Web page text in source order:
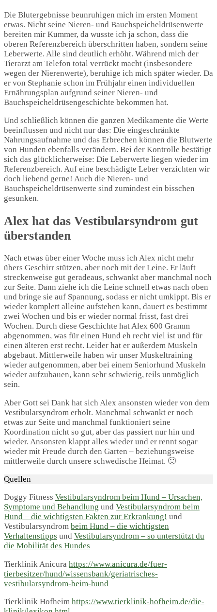
Die Blutergebnisse beunruhigen mich im ersten Moment
etwas. Nicht seine Nieren- und Bauchspeicheldrüsenwerte
bereiten mir Kummer, da wusste ich ja schon, dass die
oberen Referenzbereich überschritten haben, sondern seine
Leberwerte. Alle sind deutlich erhöht. Während mich der
Tierarzt am Telefon total verrückt macht (insbesondere
wegen der Nierenwerte), beruhige ich mich später wieder. Da
er von Stephanie schon im Frühjahr einen individuellen
Ernährungsplan aufgrund seiner Nieren- und
Bauchspeicheldrüsengeschichte bekommen hat.
Und schließlich können die ganzen Medikamente die Werte
beeinflussen und nicht nur das: Die eingeschränkte
Nahrungsaufnahme und das Erbrechen können die Blutwerte
von Hunden ebenfalls verändern. Bei der Kontrolle bestätigt
sich das glücklicherweise: Die Leberwerte liegen wieder im
Referenzbereich. Auf eine beschädigte Leber verzichten wir
doch liebend gerne! Auch die Nieren- und
Bauchspeicheldrüsenwerte sind zumindest ein bisschen
gesunken.
Alex hat das Vestibularsyndrom gut
überstanden
Nach etwas über einer Woche muss ich Alex nicht mehr
übers Geschirr stützen, aber noch mit der Leine. Er läuft
streckenweise gut geradeaus, schwankt aber manchmal noch
zur Seite. Dann ziehe ich die Leine schnell etwas nach oben
und bringe sie auf Spannung, sodass er nicht umkippt. Bis er
wieder komplett alleine aufstehen kann, dauert es bestimmt
zwei Wochen und bis er wieder normal frisst, fast drei
Wochen. Durch diese Geschichte hat Alex 600 Gramm
abgenommen, was für einen Hund eh recht viel ist und für
einen älteren erst recht. Leider hat er außerdem Muskeln
abgebaut. Mittlerweile haben wir unser Muskeltraining
wieder aufgenommen, aber bei einem Seniorhund Muskeln
wieder aufzubauen, kann sehr schwierig, teils unmöglich
sein.
Aber Gott sei Dank hat sich Alex ansonsten wieder von dem
Vestibularsyndrom erholt. Manchmal schwankt er noch
etwas zur Seite und manchmal funktioniert seine
Koordination nicht so gut, aber das passiert nur hin und
wieder. Ansonsten klappt alles wieder und er rennt sogar
wieder mit Freude durch den Garten – beziehungsweise
mittlerweile durch unsere schwedische Heimat. 🙂
Quellen
Doggy Fitness Vestibularsyndrom beim Hund – Ursachen,
Symptome und Behandlung und Vestibularsyndrom beim
Hund – die wichtigsten Fakten zur Erkrankung! und
Vestibularsyndrom beim Hund – die wichtigsten
Verhaltenstipps und Vestibularsyndrom – so unterstützt du
die Mobilität des Hundes
Tierklinik Anicura https://www.anicura.de/fuer-
tierbesitzer/hund/wissensbank/geriatrisches-
vestibularsyndrom-beim-hund
Tierklinik Hofheim https://www.tierklinik-hofheim.de/die-